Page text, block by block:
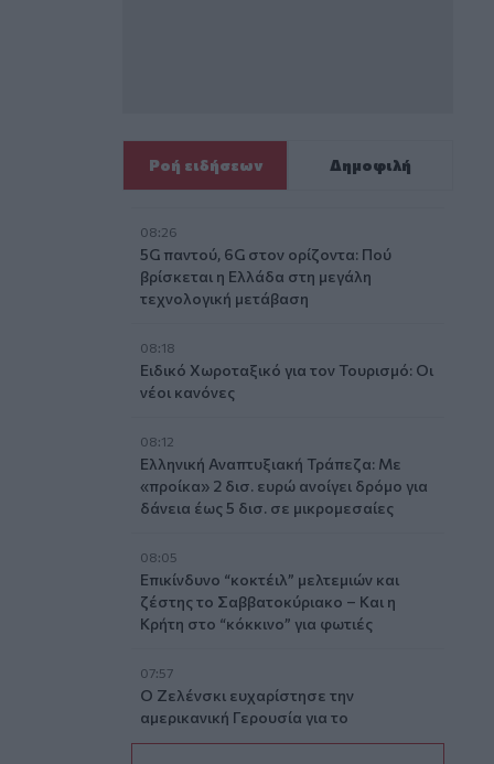
Ροή ειδήσεων Δημοφιλή
08:26
5G παντού, 6G στον ορίζοντα: Πού
βρίσκεται η Ελλάδα στη μεγάλη
τεχνολογική μετάβαση
08:18
Ειδικό Χωροταξικό για τον Τουρισμό: Οι
νέοι κανόνες
08:12
Ελληνική Αναπτυξιακή Τράπεζα: Με
«προίκα» 2 δισ. ευρώ ανοίγει δρόμο για
δάνεια έως 5 δισ. σε μικρομεσαίες
08:05
Επικίνδυνο “κοκτέιλ” μελτεμιών και
ζέστης το Σαββατοκύριακο – Και η
Κρήτη στο “κόκκινο” για φωτιές
07:57
Ο Ζελένσκι ευχαρίστησε την
αμερικανική Γερουσία για το
νομοσχέδιο επιβολής κυρώσεων στη